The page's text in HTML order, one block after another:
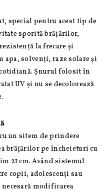
special pentru acest tip de
sporită brățărilor,
la frecare și
apa, solvenți, raze solare și
Șnurul folosit în
UV și nu se decolorează
un sitem de prindere
brățărilor pe încheieturi cu
21 cm. Având sistemul
copii, adolescenți sau
modificarea